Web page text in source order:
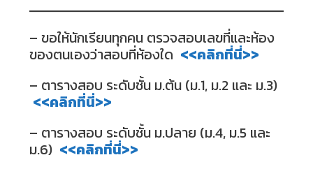
– ขอให้นักเรียนทุกคน ตรวจสอบเลขที่และห้อง
ของตนเองว่าสอบที่ห้องใด <<คลิกที่นี่>>
– ตารางสอบ ระดับชั้น ม.ต้น (ม.1, ม.2 และ ม.3)
<<คลิกที่นี่>>
– ตารางสอบ ระดับชั้น ม.ปลาย (ม.4, ม.5 และ
ม.6) <<คลิกที่นี่>>